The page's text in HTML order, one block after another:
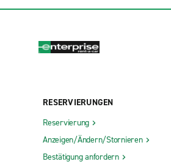
RESERVIERUNGEN
Reservierung
Anzeigen/Ändern/Stornieren
Bestätigung anfordern